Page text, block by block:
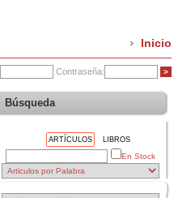
Inicio
Contraseña:
Búsqueda
ARTÍCULOS LIBROS
En Stock